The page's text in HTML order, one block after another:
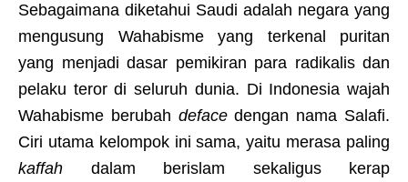
Sebagaimana diketahui Saudi adalah negara yang
mengusung Wahabisme yang terkenal puritan
yang menjadi dasar pemikiran para radikalis dan
pelaku teror di seluruh dunia. Di Indonesia wajah
Wahabisme berubah defacedengan nama Salafi.
Ciri utama kelompok ini sama, yaitu merasa paling
kaffah dalam berislam sekaligus kerap